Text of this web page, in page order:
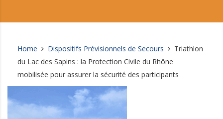
Home Dispositifs Prévisionnels de Secours
Triathlon
du Lac des Sapins : la Protection Civile du Rhône
mobilisée pour assurer la sécurité des participants